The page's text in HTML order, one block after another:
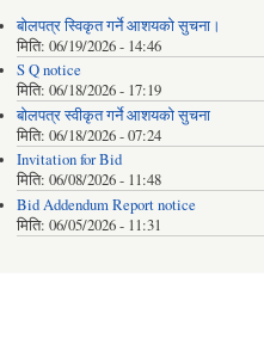
बोलपत्र स्विकृत गर्ने आशयको सुचना।
मिति: 06/19/2026 - 14:46
S Q notice
मिति: 06/18/2026 - 17:19
बोलपत्र स्वीकृत गर्ने आशयको सुचना
मिति: 06/18/2026 - 07:24
Invitation for Bid
मिति: 06/08/2026 - 11:48
Bid Addendum Report notice
मिति: 06/05/2026 - 11:31